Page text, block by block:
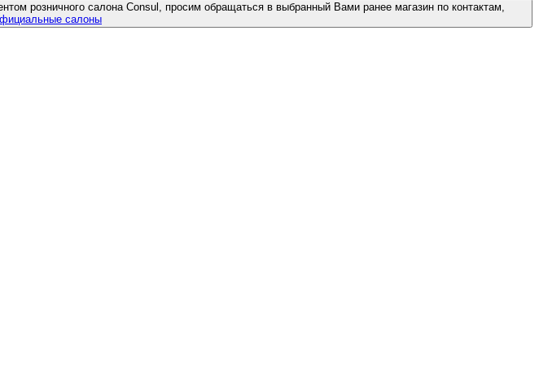
розничного салона Consul, просим обращаться в выбранный Вами ранее магазин по контактам,
салоны